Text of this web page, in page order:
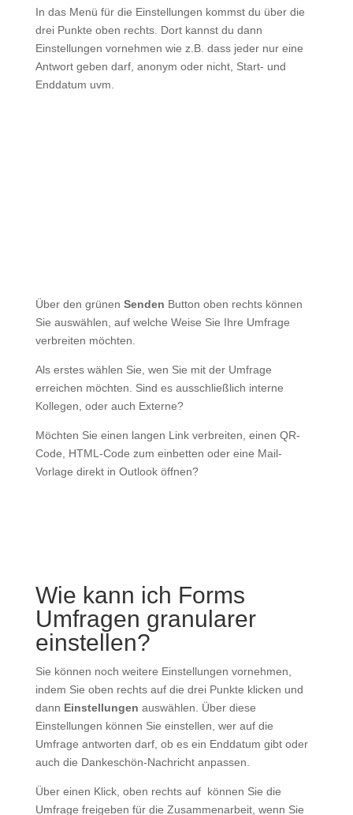
In das Menü für die Einstellungen kommst du über die
drei Punkte oben rechts. Dort kannst du dann
Einstellungen vornehmen wie z.B. dass jeder nur eine
Antwort geben darf, anonym oder nicht, Start- und
Enddatum uvm.
Über den grünen Senden Button oben rechts können
Sie auswählen, auf welche Weise Sie Ihre Umfrage
verbreiten möchten.
Als erstes wählen Sie, wen Sie mit der Umfrage
erreichen möchten. Sind es ausschließlich interne
Kollegen, oder auch Externe?
Möchten Sie einen langen Link verbreiten, einen QR-
Code, HTML-Code zum einbetten oder eine Mail-
Vorlage direkt in Outlook öffnen?
Wie kann ich Forms
Umfragen granularer
einstellen?
Sie können noch weitere Einstellungen vornehmen,
indem Sie oben rechts auf die drei Punkte klicken und
dann Einstellungen auswählen. Über diese
Einstellungen können Sie einstellen, wer auf die
Umfrage antworten darf, ob es ein Enddatum gibt oder
auch die Dankeschön-Nachricht anpassen.
Über einen Klick, oben rechts auf können Sie die
Umfrage freigeben für die Zusammenarbeit, wenn Sie